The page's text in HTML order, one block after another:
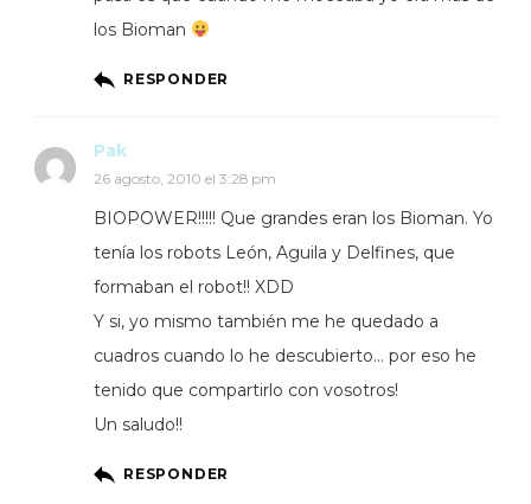
los Bioman
RESPONDER
Pak
26 agosto, 2010 el 3:28 pm
BIOPOWER!!!!! Que grandes eran los Bioman. Yo
tenía los robots León, Aguila y Delfines, que
formaban el robot!! XDD
Y si, yo mismo también me he quedado a
cuadros cuando lo he descubierto… por eso he
tenido que compartirlo con vosotros!
Un saludo!!
RESPONDER